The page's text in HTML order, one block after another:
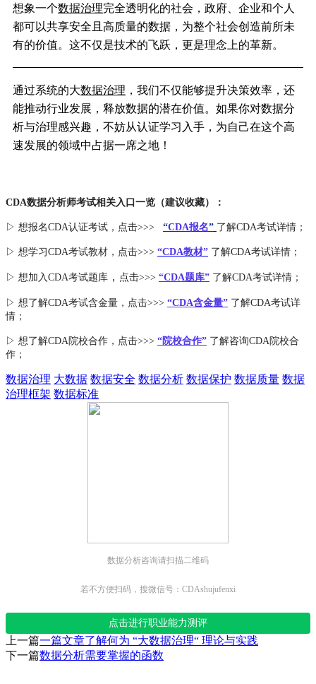
想象一个数据治理完全透明化的社会，政府、企业和个人
都可以共享安全且高质量的数据，为整个社会创造前所未
有的价值。这不仅是技术的飞跃，更是理念上的革新。
通过系统的大数据治理 ，我们不仅能够提升决策效率，还
能推动行业发展，释放数据的潜在价值。如果你对数据分
析与治理感兴趣，不妨从认证学习入手，为自己在这个高
速发展的领域中占据一席之地！
CDA数据分析师考试相关入口一览（建议收藏）：
▷ 想报名CDA认证考试，点击>>> “CDA报名” 了解CDA考试详情；
▷ 想学习CDA考试教材，点击>>> “CDA教材” 了解CDA考试详情；
▷ 想加入CDA考试题库 ， 点击>>> “CDA题库” 了解CDA考试详情；
▷ 想了解CDA考试含金量 ，点击>>> “CDA含金量” 了解CDA考试详
情；
▷ 想了解CDA院校合作 ，点击>>> “院校合作” 了解咨询CDA院校合
作；
数据治理 大数据 数据安全 数据分析 数据保护 数据质量 数据
治理框架 数据标准
数据分析咨询请扫描二维码
若不方便扫码，搜微信号：CDAshujufenxi
点击进行职业能力测评
上一篇一篇文章了解何为 “大数据治理“ 理论与实践
下一篇数据分析需要掌握的函数